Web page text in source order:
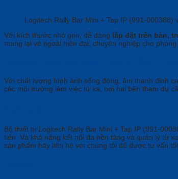
Logitech Rally Bar Mini + Tap IP (991-000388)
Với kích thước nhỏ gọn, dễ dàng lắp đặt trên bàn,
mang lại vẻ ngoài hiện đại, chuyên nghiệp cho phòng
Với chất lượng hình ảnh sống động, âm thanh đỉnh
các môi trường làm việc từ xa, nơi hai bên tham dự
Bộ thiết bị Logitech Rally Bar Mini + Tap IP (991-
tiến. Và khả năng kết nối đa nền tảng và quản lý từ
sản phẩm hãy liên hệ với chúng tôi để được tư vấn